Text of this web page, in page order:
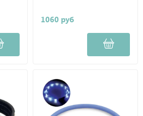
1060 руб